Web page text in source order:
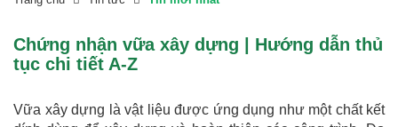
Chứng nhận vữa xây dựng | Hướng dẫn thủ
tục chi tiết A-Z
Vữa xây dựng là vật liệu được ứng dụng như một chất kết